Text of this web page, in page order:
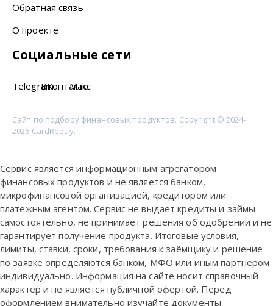
Обратная связь
О проекте
Социальные сети
TelegramВКонтакте
Макс
Сайт по подбору финансовых продуктов. Copyright © 2024-
2026 CardRepay.
Сервис является информационным агрегатором
финансовых продуктов и не является банком,
микрофинансовой организацией, кредитором или
платёжным агентом. Сервис не выдаёт кредиты и займы
самостоятельно, не принимает решения об одобрении и не
гарантирует получение продукта. Итоговые условия,
лимиты, ставки, сроки, требования к заёмщику и решение
по заявке определяются банком, МФО или иным партнёром
индивидуально. Информация на сайте носит справочный
характер и не является публичной офертой. Перед
оформлением внимательно изучайте документы